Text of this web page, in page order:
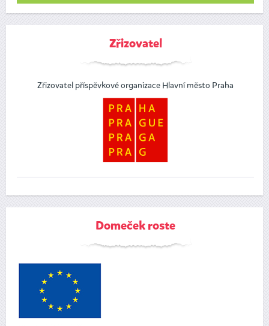
Zřizovatel
Zřizovatel příspěvkové organizace Hlavní město Praha
Domeček roste